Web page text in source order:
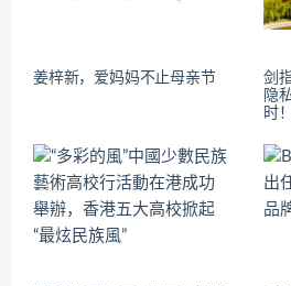
姜梓新，爱妈妈不止母亲节
剑
隐
时！